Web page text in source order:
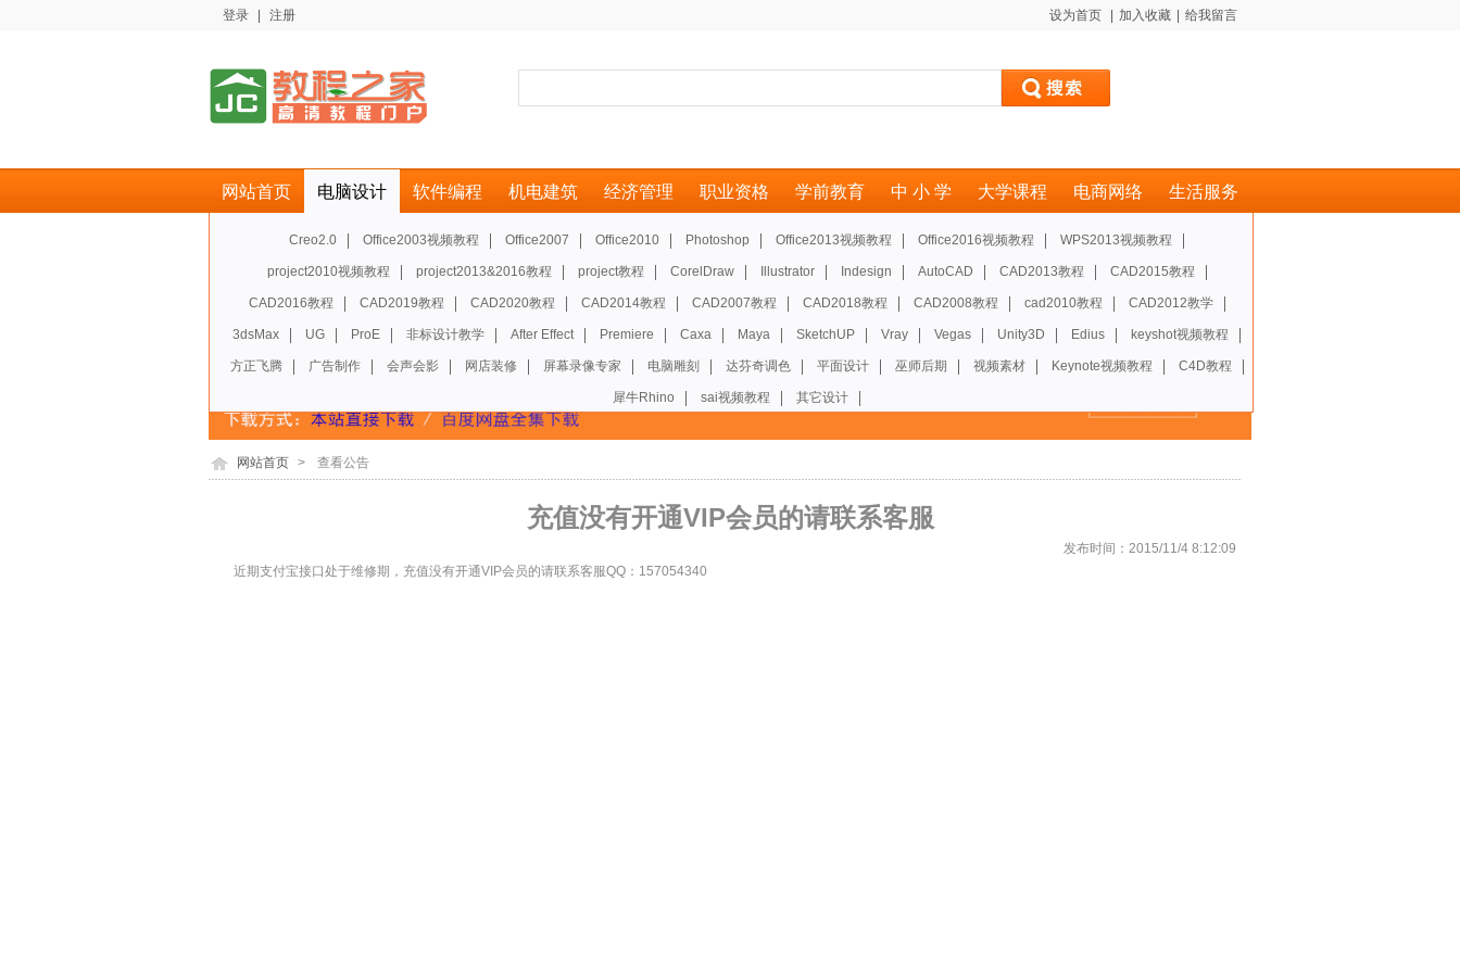
登录 注册 设为首页 加入收藏 给我留言
网站首页 电脑设计 软件编程 机电建筑 经济管理 职业资格 学前教育 中 小 学 大学课程 电商网络 生活服务
Creo2.0 Office2003视频教程 Office2007 Office2010 Photoshop Office2013视频教程 Office2016视频教程 WPS2013视频教程
project2010视频教程 project2013&2016教程 project教程 CorelDraw Illustrator Indesign AutoCAD CAD2013教程 CAD2015教程
CAD2016教程 CAD2019教程 CAD2020教程 CAD2014教程 CAD2007教程 CAD2018教程 CAD2008教程 cad2010教程 CAD2012教学
3dsMax UG ProE 非标设计教学 After Effect Premiere Caxa Maya SketchUP Vray Vegas Unity3D Edius keyshot视频教程
方正飞腾 广告制作 会声会影 网店装修 屏幕录像专家 电脑雕刻 达芬奇调色 平面设计 巫师后期 视频素材 Keynote视频教程 C4D教程
犀牛Rhino sai视频教程 其它设计
网站首页 > 查看公告
充值没有开通VIP会员的请联系客服
发布时间：2015/11/4 8:12:09
近期支付宝接口处于维修期，充值没有开通VIP会员的请联系客服QQ：157054340